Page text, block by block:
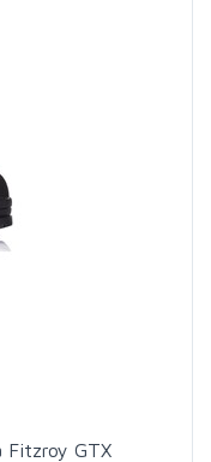
Fitzroy GTX